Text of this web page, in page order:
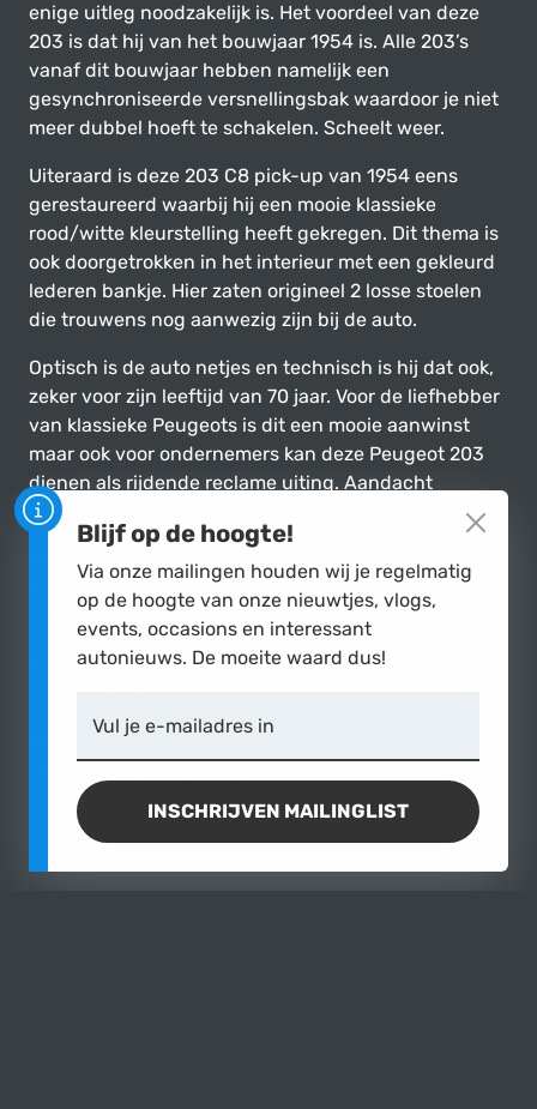
enige uitleg noodzakelijk is. Het voordeel van deze
203 is dat hij van het bouwjaar 1954 is. Alle 203’s
vanaf dit bouwjaar hebben namelijk een
gesynchroniseerde versnellingsbak waardoor je niet
meer dubbel hoeft te schakelen. Scheelt weer.
Uiteraard is deze 203 C8 pick-up van 1954 eens
gerestaureerd waarbij hij een mooie klassieke
rood/witte kleurstelling heeft gekregen. Dit thema is
ook doorgetrokken in het interieur met een gekleurd
lederen bankje. Hier zaten origineel 2 losse stoelen
die trouwens nog aanwezig zijn bij de auto.
Optisch is de auto netjes en technisch is hij dat ook,
zeker voor zijn leeftijd van 70 jaar. Voor de liefhebber
van klassieke Peugeots is dit een mooie aanwinst
maar ook voor ondernemers kan deze Peugeot 203
dienen als rijdende reclame uiting. Aandacht
gegarandeerd!
Meer weten?
Neem daarvoor gerust contact met ons op via
onderstaande gegevens en vraag naar Paul of Coen.
sales@casperscollectie.nl
Wij helpen je graag verder.
Blijf op de hoogte!
Via onze mailingen houden wij je regelmatig
op de hoogte van onze nieuwtjes, vlogs,
events, occasions en interessant
autonieuws. De moeite waard dus!
Vul je e-mailadres in
INSCHRIJVEN MAILINGLIST